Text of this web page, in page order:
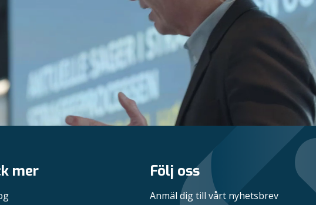
mer Följ oss
Anmäl dig till vårt nyhetsbrev